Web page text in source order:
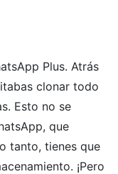
Plus. Atrás
clonar todo
Esto no se
que
tanto, tienes que
¡Pero